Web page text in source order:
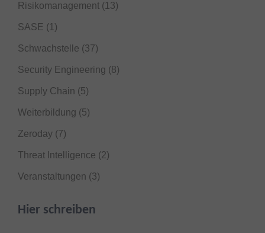
Risikomanagement (13)
SASE (1)
Schwachstelle (37)
Security Engineering (8)
Supply Chain (5)
Weiterbildung (5)
Zeroday (7)
Threat Intelligence (2)
Veranstaltungen (3)
Hier schreiben